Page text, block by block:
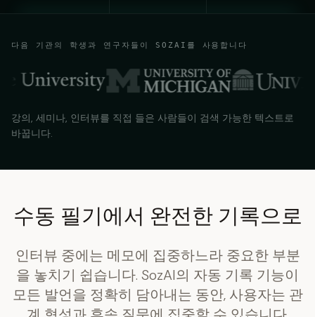
다음 기관의 학생과 연구자들이 SOZAI를 사용합니다
강의, 세미나, 인터뷰를 직접 들은 사람들이 검색 가능한 텍스트로
바꿉니다.
수동 필기에서 완전한 기록으로
인터뷰 중에는 메모에 집중하느라 중요한 부분
을 놓치기 쉽습니다. SozAI의 자동 기록 기능이
모든 발언을 정확히 담아내는 동안, 사용자는 관